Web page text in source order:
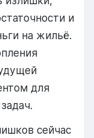
и
на жильё.
для
сейчас